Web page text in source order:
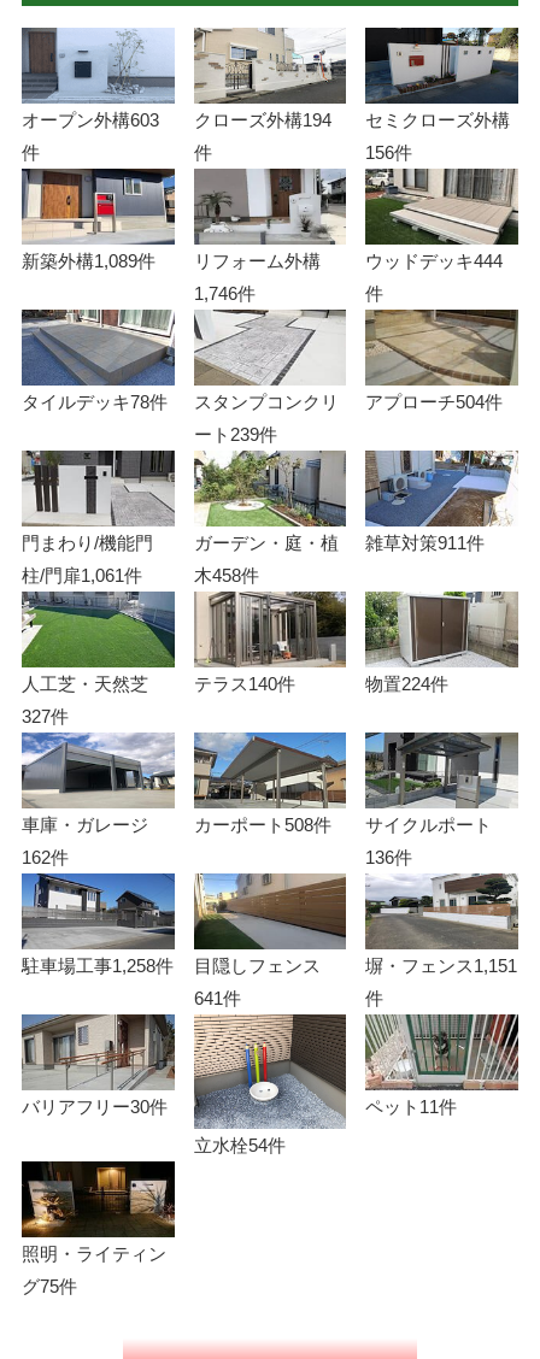
オープン外構603
件
クローズ外構194
件
セミクローズ外構
156件
新築外構1,089件
リフォーム外構
1,746件
ウッドデッキ444
件
タイルデッキ78件
スタンプコンクリ
ート 239件
アプローチ504件
門まわり/機能門
柱/門扉1,061件
ガーデン・庭・植
木458件
雑草対策911件
人工芝・天然芝
327件
テラス140件 物置224件
車庫・ガレージ
162件
カーポート508件
サイクルポート
136件
駐車場工事1,258件
目隠しフェンス
641件
塀・フェンス1,151
件
バリアフリー30件
立水栓54件
ペット 11件
照明・ライティン
グ75件